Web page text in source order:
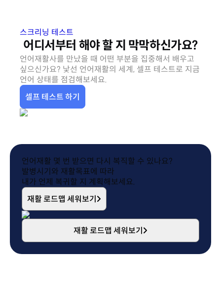
스크리닝 테스트
어디서부터 해야 할 지 막막하신가요?
언어재활사를 만났을 때 어떤 부분을 집중해서 배우고
싶으신가요? 낯선 언어재활의 세계, 셀프 테스트로 지금
언어 상태를 점검해보세요.
셀프 테스트 하기
언어재활 몇 번 받으면 다시 복직할 수 있나요?
발병시기와 재활목표에 따라
내가 언제 복귀할 지 계획해보세요.
재활 로드맵 세워보기
재활 로드맵 세워보기